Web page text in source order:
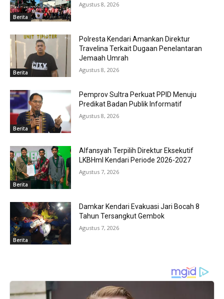
Berita
Agustus 8, 2026
Berita
Polresta Kendari Amankan Direktur
Travelina Terkait Dugaan Penelantaran
Jemaah Umrah
Agustus 8, 2026
Berita
Pemprov Sultra Perkuat PPID Menuju
Predikat Badan Publik Informatif
Agustus 8, 2026
Berita
Alfansyah Terpilih Direktur Eksekutif
LKBHmI Kendari Periode 2026-2027
Agustus 7, 2026
Berita
Damkar Kendari Evakuasi Jari Bocah 8
Tahun Tersangkut Gembok
Agustus 7, 2026